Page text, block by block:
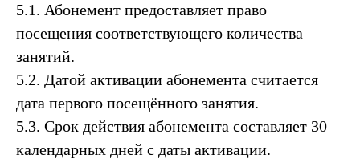
5.1. Абонемент предоставляет право
посещения соответствующего количества
занятий.
5.2. Датой активации абонемента считается
дата первого посещённого занятия.
5.3. Срок действия абонемента составляет 30
календарных дней с даты активации.